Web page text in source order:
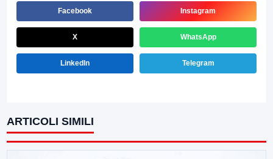
Facebook Instagram
X WhatsApp
LinkedIn Telegram
ARTICOLI SIMILI